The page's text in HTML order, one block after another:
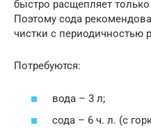
быстро расщепляет
Поэтому сода
чистки с периодичностью
Потребуются:
вода – 3 л;
сода – 6 ч. л. (с